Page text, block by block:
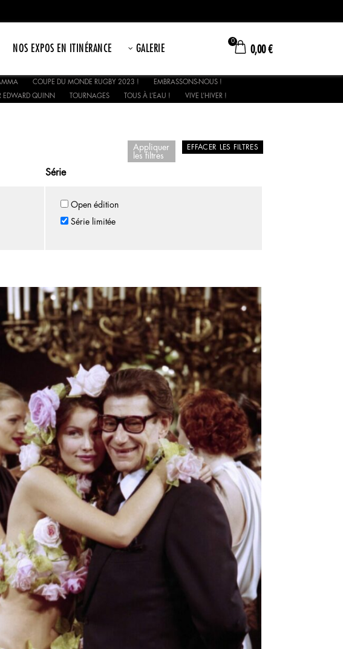
NOS EXPOS EN ITINÉRANCE GALERIE
0
0,00€
COUPE DU MONDE RUGBY 2023 ! EMBRASSONS-NOUS !
EDWARD QUINN TOURNAGES TOUS À L’EAU ! VIVE L’HIVER !
EFFACER LES FILTRES
Série
Open édition
Série limitée
Appliquer
les filtres